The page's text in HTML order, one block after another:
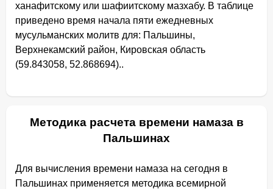
ханафитскому или шафиитскому мазхабу. В таблице
приведено время начала пяти ежедневных
мусульманских молитв для: Пальшины,
Верхнекамский район, Кировская область
(59.843058, 52.868694)..
Методика расчета времени намаза в
Пальшинах
Для вычисления времени намаза на сегодня в
Пальшинах применяется методика всемирной